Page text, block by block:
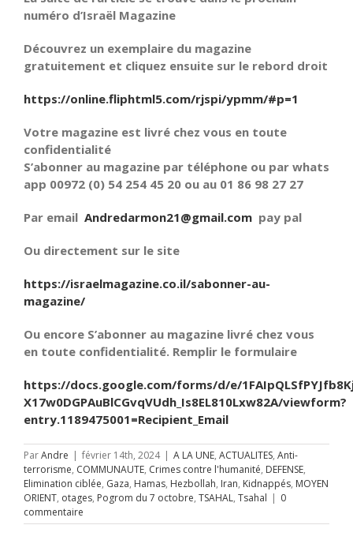
numéro d’Israël Magazine
Découvrez un exemplaire du magazine
gratuitement et cliquez ensuite sur le rebord droit
https://online.fliphtml5.com/rjspi/ypmm/#p=1
Votre magazine est livré chez vous en toute
confidentialité
S’abonner au magazine par téléphone ou par whats
app 00972 (0) 54 254 45 20 ou au 01 86 98 27 27
Par email Andredarmon21@gmail.com pay pal
Ou directement sur le site
https://israelmagazine.co.il/sabonner-au-
magazine/
Ou encore S’abonner au magazine livré chez vous
en toute confidentialité. Remplir le formulaire
https://docs.google.com/forms/d/e/
X17w0DGPAuBlCGvqVUdh_Is8EL810Lxw82A/viewform?
entry.1189475001=Recipient_Email
ParAndre | février 14th, 2024 | A LA UNE, ACTUALITES, Anti-
terrorisme, COMMUNAUTE, Crimes contre l'humanité, DEFENSE,
Elimination ciblée, Gaza, Hamas, Hezbollah, Iran, Kidnappés, MOYEN
ORIENT, otages, Pogrom du 7 octobre, TSAHAL, Tsahal | 0
commentaire